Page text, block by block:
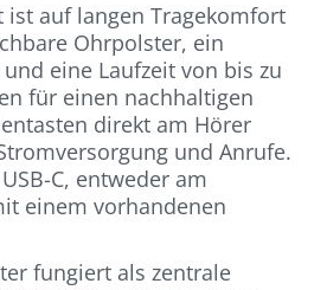
ist auf langen Tragekomfort
Ohrpolster, ein
eine Laufzeit von bis zu
für einen nachhaltigen
direkt am Hörer
und Anrufe.
C, entweder am
einem vorhandenen
fungiert als zentrale